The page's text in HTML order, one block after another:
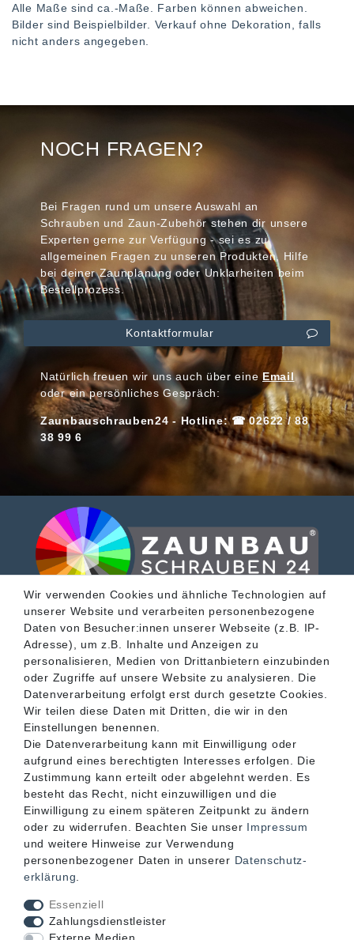
Alle Maße sind ca.-Maße. Farben können abweichen.
Bilder sind Beispielbilder. Verkauf ohne Dekoration, falls
nicht anders angegeben.
NOCH FRAGEN?
Bei Fragen rund um unsere Auswahl an
Schrauben und Zaun-Zubehör stehen dir unsere
Experten gerne zur Verfügung - sei es zu
allgemeinen Fragen zu unseren Produkten, Hilfe
bei deiner Zaunplanung oder Unklarheiten beim
Bestellprozess.
Kontaktformular
Natürlich freuen wir uns auch über eineEmail
oder ein persönliches Gespräch:
Zaunbauschrauben24 - Hotline: ☎ 02622 / 88
38 99 6
SERVICE
INFORMATIONEN
KONTAKT
Wir verwenden Cookies und ähnliche Technologien auf
unserer Website und verarbeiten personenbezogene
Daten von Besucher:innen unserer Webseite (z.B. IP-
Adresse), um z.B. Inhalte und Anzeigen zu
personalisieren, Medien von Drittanbietern einzubinden
oder Zugriffe auf unsere Website zu analysieren. Die
Datenverarbeitung erfolgt erst durch gesetzte Cookies.
Wir teilen diese Daten mit Dritten, die wir in den
Einstellungen benennen.
Die Datenverarbeitung kann mit Einwilligung oder
aufgrund eines berechtigten Interesses erfolgen. Die
Zustimmung kann erteilt oder abgelehnt werden. Es
besteht das Recht, nicht einzuwilligen und die
Einwilligung zu einem späteren Zeitpunkt zu ändern
oder zu widerrufen. Beachten Sie unser Impressum
und weitere Hinweise zur Verwendung
personenbezogener Daten in unserer Daten­schutz­
erklärung
Essenziell
Zahlungsdienstleister